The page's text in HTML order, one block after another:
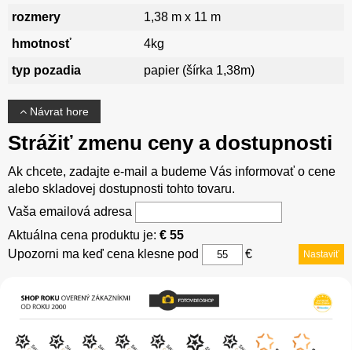
rozmery
1,38 m x 11 m
hmotnosť
4kg
typ pozadia
papier (šírka 1,38m)
Návrat hore
Strážiť zmenu ceny a dostupnosti
Ak chcete, zadajte e-mail a budeme Vás informovať o cene
alebo skladovej dostupnosti tohto tovaru.
Vaša emailová adresa
Aktuálna cena produktu je: € 55
Upozorni ma keď cena klesne pod
€ Nastaviť